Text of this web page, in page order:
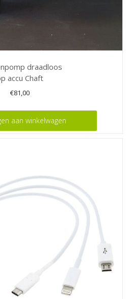
draadloos
accu Chaft
€81,00
aan winkelwagen